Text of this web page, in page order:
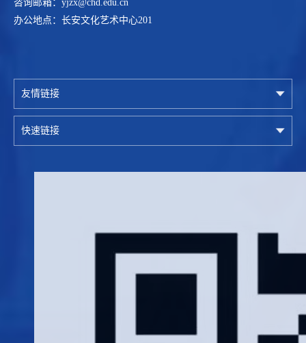
咨询邮箱：yjzx@chd.edu.cn
办公地点：长安文化艺术中心201
友情链接
快速链接